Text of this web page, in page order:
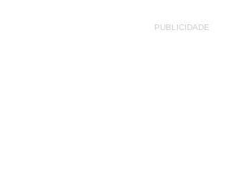
PUBLICIDADE